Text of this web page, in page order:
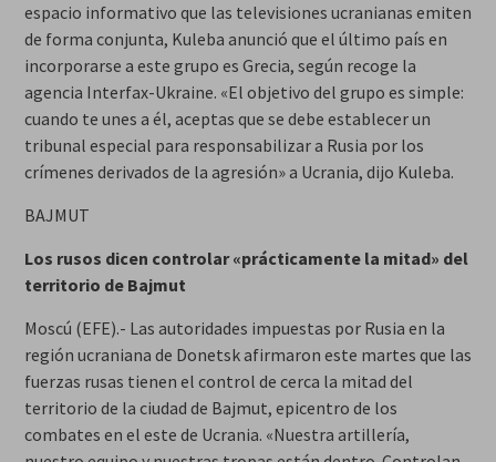
espacio informativo que las televisiones ucranianas emiten
de forma conjunta, Kuleba anunció que el último país en
incorporarse a este grupo es Grecia, según recoge la
agencia Interfax-Ukraine. «El objetivo del grupo es simple:
cuando te unes a él, aceptas que se debe establecer un
tribunal especial para responsabilizar a Rusia por los
crímenes derivados de la agresión» a Ucrania, dijo Kuleba.
BAJMUT
Los rusos dicen controlar «prácticamente la mitad» del
territorio de Bajmut
Moscú (EFE).- Las autoridades impuestas por Rusia en la
región ucraniana de Donetsk afirmaron este martes que las
fuerzas rusas tienen el control de cerca la mitad del
territorio de la ciudad de Bajmut, epicentro de los
combates en el este de Ucrania. «Nuestra artillería,